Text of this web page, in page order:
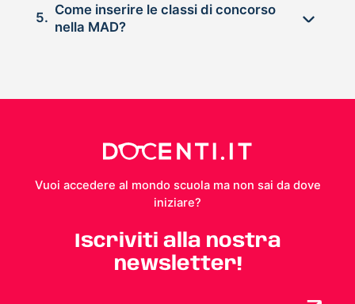
5.
Come inserire le classi di concorso
nella MAD?
Vuoi accedere al mondo scuola ma non sai da dove
iniziare?
Iscriviti alla nostra
newsletter!